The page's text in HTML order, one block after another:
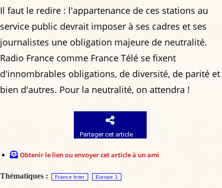
Il faut le redire : l'appartenance de ces stations au
service public devrait imposer à ses cadres et ses
journalistes une obligation majeure de neutralité.
Radio France comme France Télé se fixent
d'innombrables obligations, de diversité, de parité et
bien d'autres. Pour la neutralité, on attendra !
Partager cet article
Obtenir le lien ou envoyer cet article à un ami
Thématiques : France Inter Europe 1